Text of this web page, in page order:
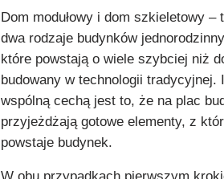
Dom modułowy i dom szkieletowy –
dwa rodzaje budynków
które powstają o wiele szybciej niż
budowany w technologii tradycyjnej.
wspólną cechą jest to, że na plac
przyjeżdżają gotowe elementy, z
powstaje budynek.